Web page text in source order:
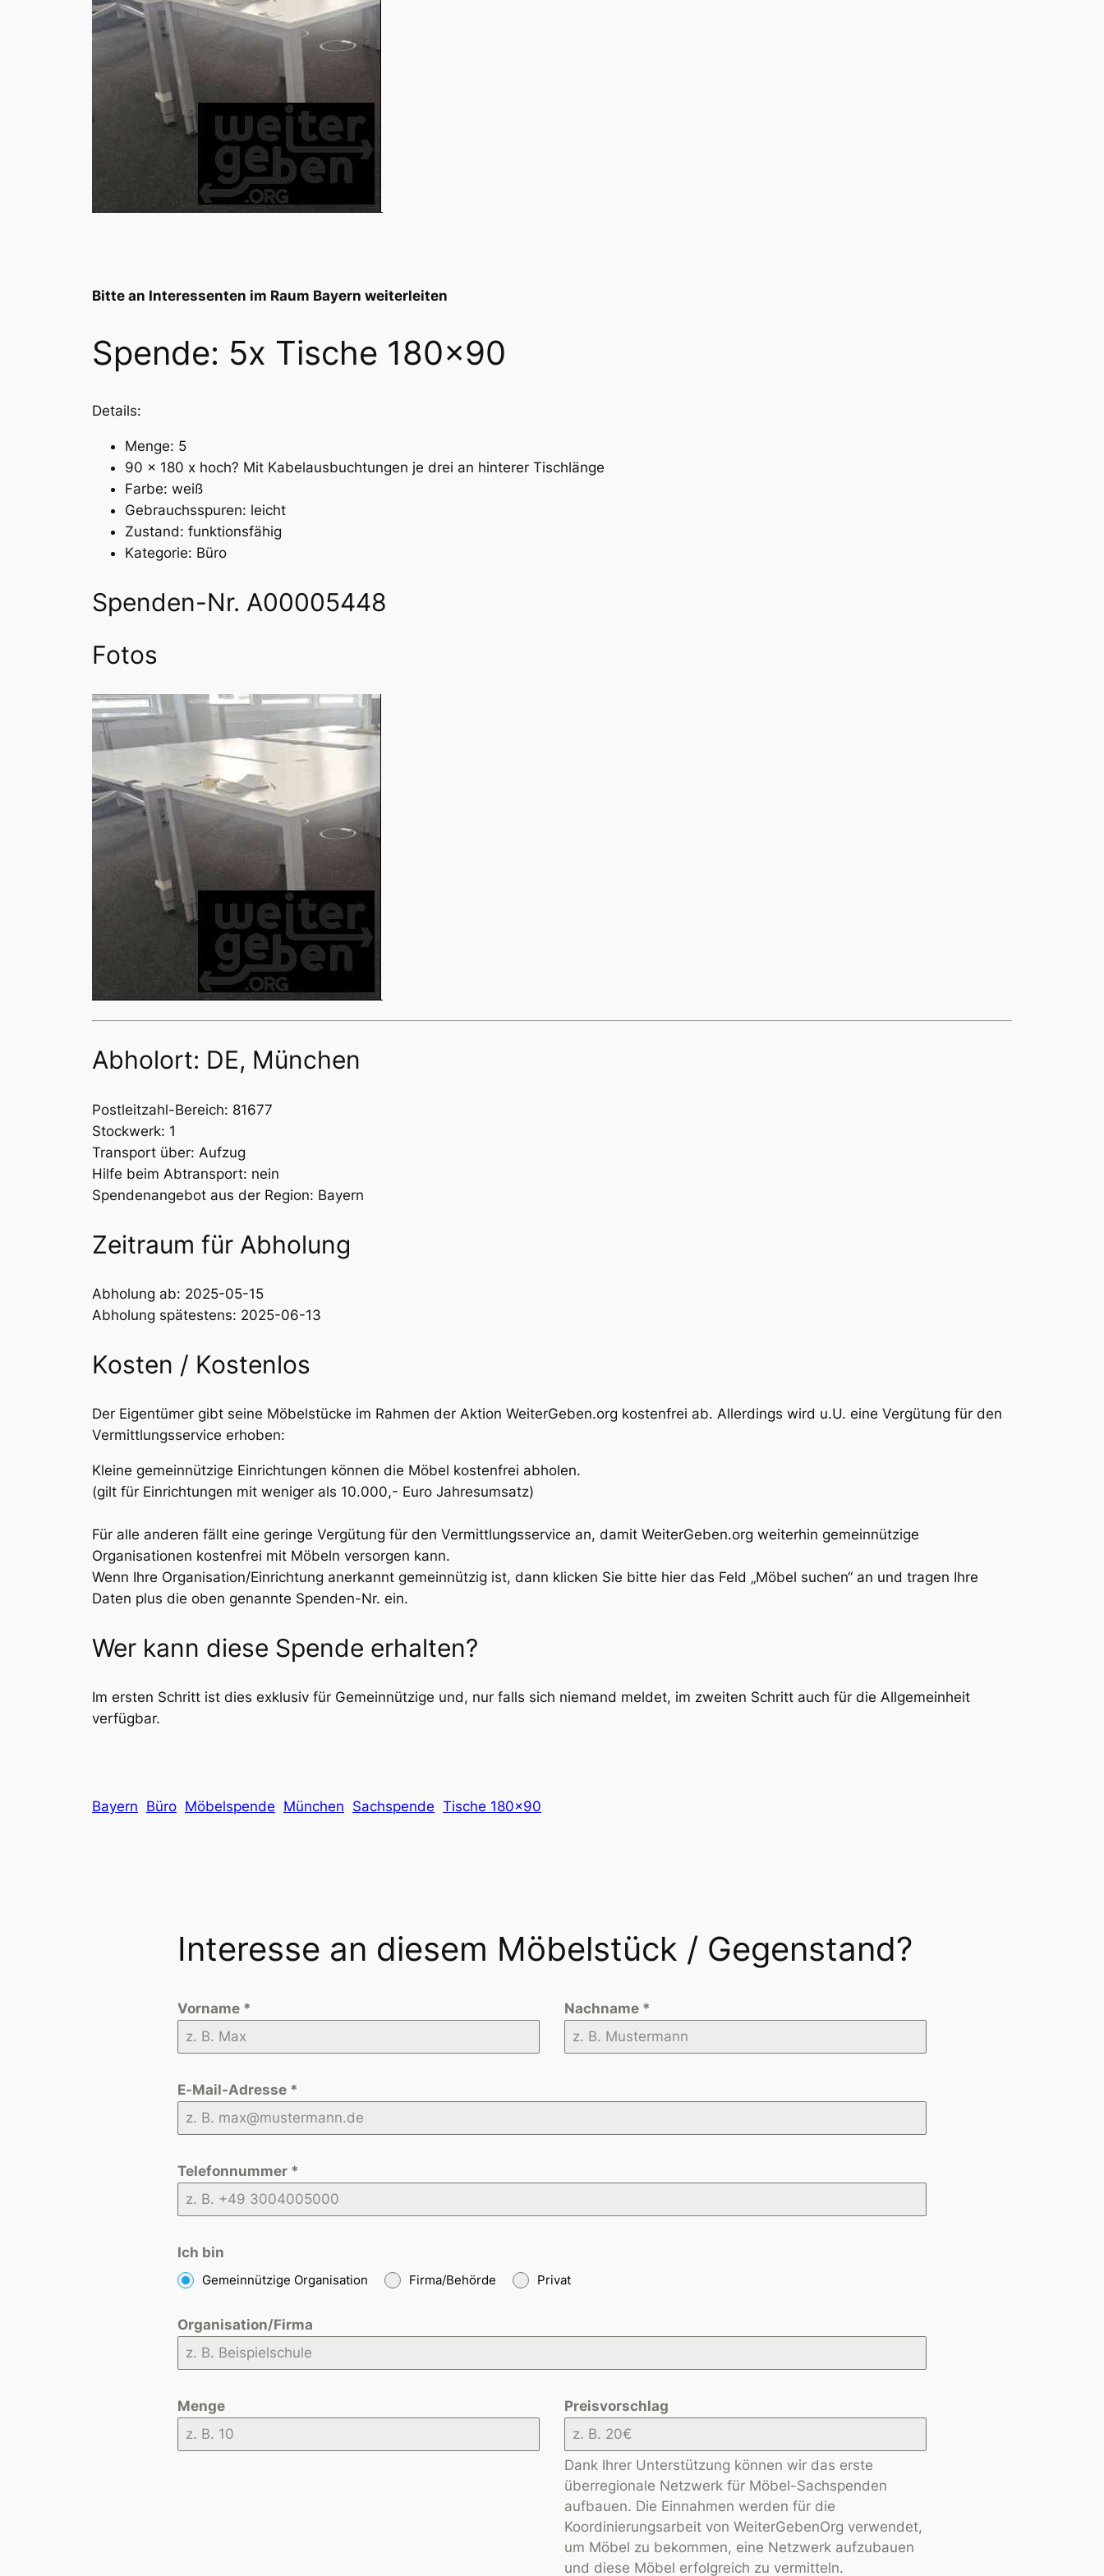
Bitte an Interessenten im Raum Bayern weiterleiten
Spende: 5x Tische 180×90
Details:
Menge: 5
90 x 180 x hoch? Mit Kabelausbuchtungen je drei an hinterer Tischlänge
Farbe: weiß
Gebrauchsspuren: leicht
Zustand: funktionsfähig
Kategorie: Büro
Spenden-Nr. A00005448
Fotos
Abholort: DE, München
Postleitzahl-Bereich: 81677
Stockwerk: 1
Transport über: Aufzug
Hilfe beim Abtransport: nein
Spendenangebot aus der Region: Bayern
Zeitraum für Abholung
Abholung ab: 2025-05-15
Abholung spätestens: 2025-06-13
Kosten / Kostenlos
Der Eigentümer gibt seine Möbelstücke im Rahmen der Aktion WeiterGeben.org kostenfrei ab. Allerdings wird u.U. eine Vergütung für den
Vermittlungsservice erhoben:
Kleine gemeinnützige Einrichtungen können die Möbel kostenfrei abholen.
(gilt für Einrichtungen mit weniger als 10.000,- Euro Jahresumsatz)
Für alle anderen fällt eine geringe Vergütung für den Vermittlungsservice an, damit WeiterGeben.org weiterhin gemeinnützige
Organisationen kostenfrei mit Möbeln versorgen kann.
Wenn Ihre Organisation/Einrichtung anerkannt gemeinnützig ist, dann klicken Sie bitte hier das Feld „Möbel suchen“ an und tragen Ihre
Daten plus die oben genannte Spenden-Nr. ein.
Wer kann diese Spende erhalten?
Im ersten Schritt ist dies exklusiv für Gemeinnützige und, nur falls sich niemand meldet, im zweiten Schritt auch für die Allgemeinheit
verfügbar.
Bayern Büro Möbelspende München Sachspende Tische 180×90
Interesse an diesem Möbelstück / Gegenstand?
Vorname * Nachname *
E-Mail-Adresse *
Telefonnummer *
Ich bin
Gemeinnützige Organisation Firma/Behörde Privat
Organisation/Firma
Menge Preisvorschlag
Dank Ihrer Unterstützung können wir das erste
überregionale Netzwerk für Möbel-Sachspenden
aufbauen. Die Einnahmen werden für die
Koordinierungsarbeit von WeiterGebenOrg verwendet,
um Möbel zu bekommen, eine Netzwerk aufzubauen
und diese Möbel erfolgreich zu vermitteln.